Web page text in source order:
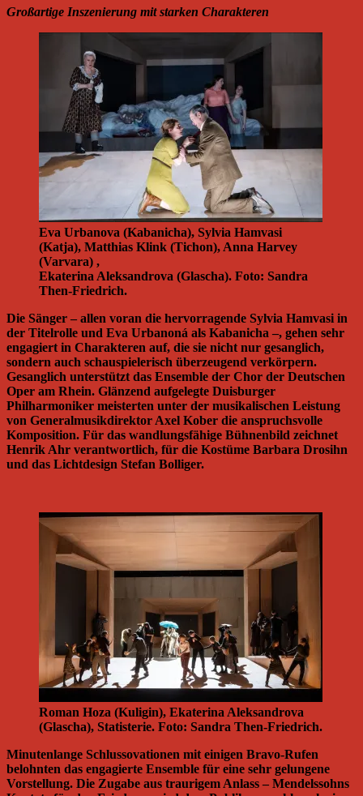
Großartige Inszenierung mit starken Charakteren
Eva Urbanova (Kabanicha), Sylvia Hamvasi
(Katja), Matthias Klink (Tichon), Anna Harvey
(Varvara) ,
Ekaterina Aleksandrova (Glascha). Foto: Sandra
Then-Friedrich.
Die Sänger – allen voran die hervorragende Sylvia Hamvasi in
der Titelrolle und Eva Urbanoná als Kabanicha –, gehen sehr
engagiert in Charakteren auf, die sie nicht nur gesanglich,
sondern auch schauspielerisch überzeugend verkörpern.
Gesanglich unterstützt das Ensemble der Chor der Deutschen
Oper am Rhein. Glänzend aufgelegte Duisburger
Philharmoniker meisterten unter der musikalischen Leistung
von Generalmusikdirektor Axel Kober die anspruchsvolle
Komposition. Für das wandlungsfähige Bühnenbild zeichnet
Henrik Ahr verantwortlich, für die Kostüme Barbara Drosihn
und das Lichtdesign Stefan Bolliger.
Roman Hoza (Kuligin), Ekaterina Aleksandrova
(Glascha), Statisterie. Foto: Sandra Then-Friedrich.
Minutenlange Schlussovationen mit einigen Bravo-Rufen
belohnten das engagierte Ensemble für eine sehr gelungene
Vorstellung. Die Zugabe aus traurigem Anlass – Mendelssohns